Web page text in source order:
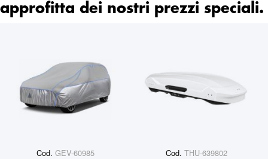
approfitta dei nostri prezzi speciali.
Cod. GEV-60985 Cod. THU-639802